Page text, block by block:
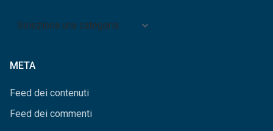
Archivio
META
Feed dei contenuti
Feed dei commenti